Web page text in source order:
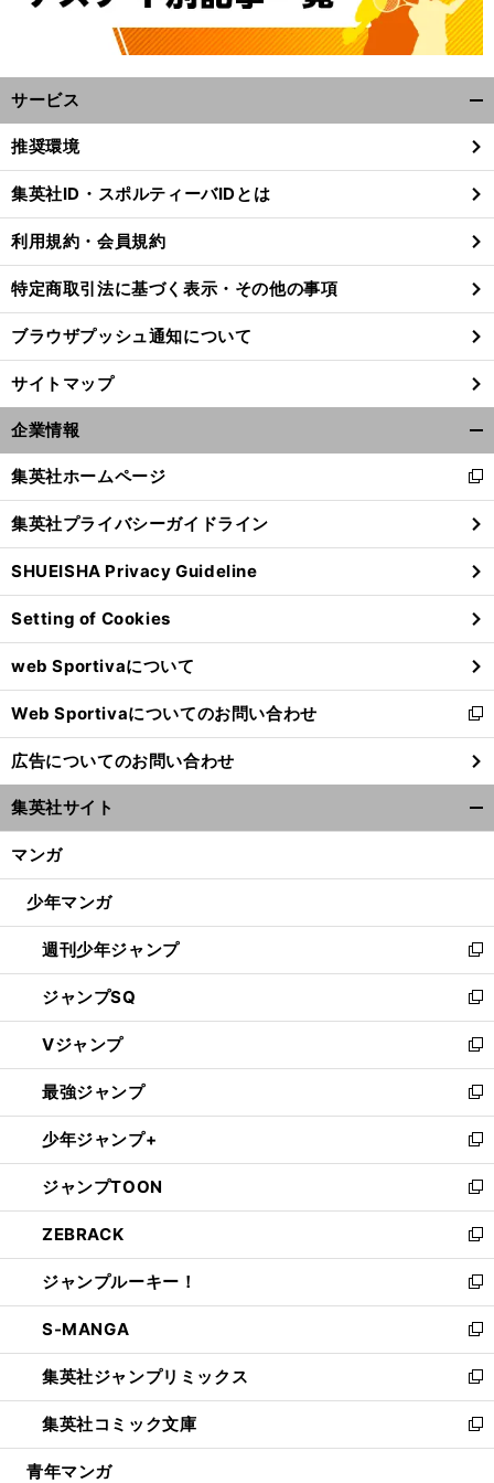
サービス
閉
る
推奨環境
集英社ID・スポルティーバIDとは
利用規約・会員規約
特定商取引法に基づく表示・その他の事項
ブラウザプッシュ通知について
サイトマップ
企業情報
閉
る
集英社ホームページ
新
し
い
ウ
ィ
ン
ド
ウ
で
開
く
集英社プライバシーガイドライン
SHUEISHA Privacy Guideline
Setting of Cookies
web Sportivaについて
Web Sportivaについてのお問い合わせ
新
し
い
ウ
ィ
ン
ウ
開
く
広告についてのお問い合わせ
集英社サイト
マンガ
少年マンガ
週刊少年ジャンプ
新
し
い
ウ
ィ
ン
ド
ウ
で
開
く
ジャンプSQ
新
し
い
ウ
ィ
ン
ド
ウ
で
開
く
Vジャンプ
新
し
い
ウ
ィ
ン
ド
ウ
で
開
く
最強ジャンプ
新
し
い
ウ
ィ
ン
ド
ウ
で
開
く
少年ジャンプ+
新
し
い
ウ
ィ
ン
ド
ウ
で
開
く
ジャンプTOON
新
し
い
ウ
ィ
ン
ド
ウ
で
開
く
ZEBRACK
新
し
い
ウ
ィ
ン
ド
ウ
で
開
ジャンプルーキー！
新
し
い
ウ
ィ
ン
ド
ウ
S-MANGA
新
し
い
ウ
ィ
ン
集英社ジャンプリミックス
新
し
い
ウ
集英社コミック文庫
新
し
青年マンガ